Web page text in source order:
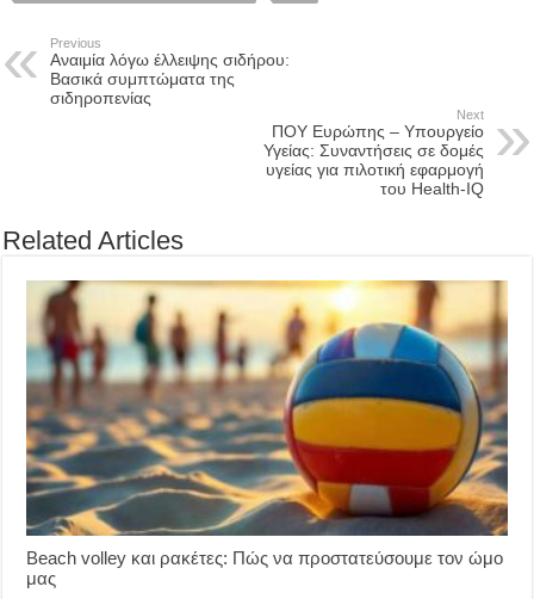
Previous
Αναιμία λόγω έλλειψης σιδήρου:
Βασικά συμπτώματα της
σιδηροπενίας
Next
ΠΟΥ Ευρώπης – Υπουργείο
Υγείας: Συναντήσεις σε δομές
υγείας για πιλοτική εφαρμογή
του Health-IQ
Related Articles
Beach volley και ρακέτες: Πώς να προστατεύσουμε τον ώμο
μας